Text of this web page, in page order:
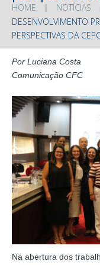
HOME NOTÍCIAS
DESENVOLVIMENTO
PERSPECTIVAS DA
Por Luciana Costa
Comunicação CFC
Na abertura dos